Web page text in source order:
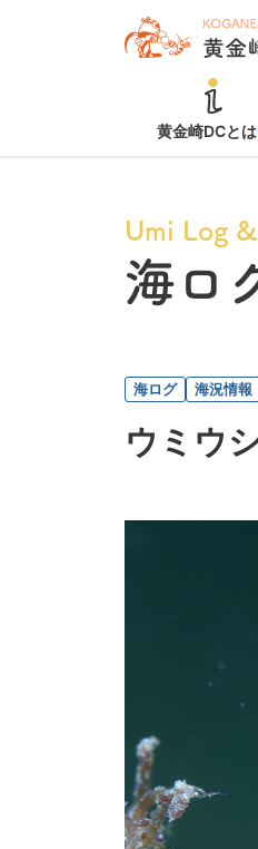
黄金崎DCとは
Umi Log
海ロ
海ログ 海況情報
ウミウ